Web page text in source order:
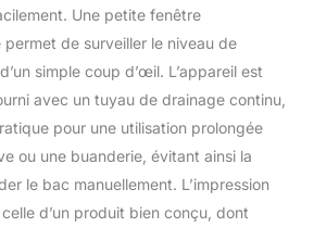
À UTILISER★Le
chambre a des
et des poignées fendues sur
pour une manipulation
L’aspect minimaliste et la
compacte lui permettent de
parfaitement avec
meubles. Il peut être placé
les bureaux, les salons, les
de bains, etc.
Une petite fenêtre
de surveiller le niveau de
simple coup d’œil. L’appareil est
avec un tuyau de drainage continu,
pour une utilisation prolongée
ou une buanderie, évitant ainsi la
le bac manuellement. L’impression
d’un produit bien conçu, dont